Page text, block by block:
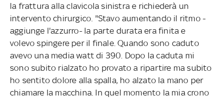
la frattura alla clavicola sinistra e richiederà un
intervento chirurgico. "Stavo aumentando il ritmo -
aggiunge l'azzurro- la parte durata era finita e
volevo spingere per il finale. Quando sono caduto
avevo una media watt di 390. Dopo la caduta mi
sono subito rialzato ho provato a ripartire ma subito
ho sentito dolore alla spalla, ho alzato la mano per
chiamare la macchina. In quel momento la mia crono